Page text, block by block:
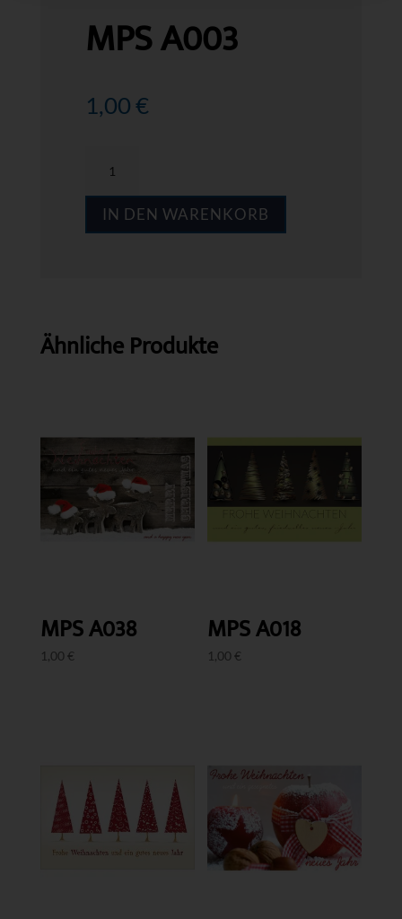
MPS A003
1,00€
Menge
IN DEN WARENKORB
Ähnliche Produkte
MPS A038
1,00 €
MPS A018
1,00 €